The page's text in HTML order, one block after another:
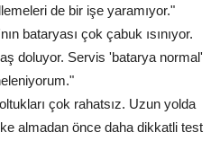
de bir işe yaramıyor."
bataryası çok çabuk ısınıyor.
doluyor. Servis 'batarya normal'
çok rahatsız. Uzun yolda
almadan önce daha dikkatli test